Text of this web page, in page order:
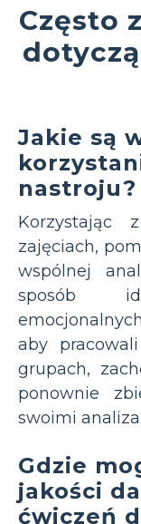
Często
Jakie są
nastroju?
Korzystając
zajęciach,
wspólnej
sposób
aby
grupach,
ponownie
swoimi
Gdzie
jakości
ćwiczeń